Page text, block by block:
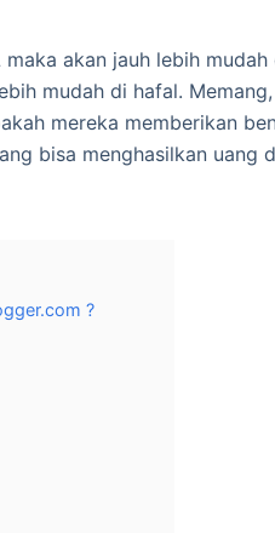
akan jauh lebih
mudah di hafal.
mereka memberikan
bisa menghasilkan uang
?